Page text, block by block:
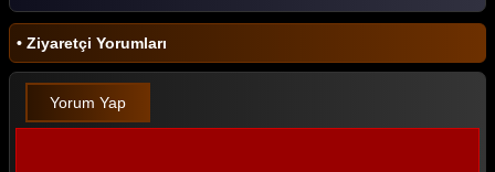
• Ziyaretçi Yorumları
Yorum Yap